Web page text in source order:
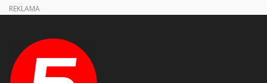
REKLAMA